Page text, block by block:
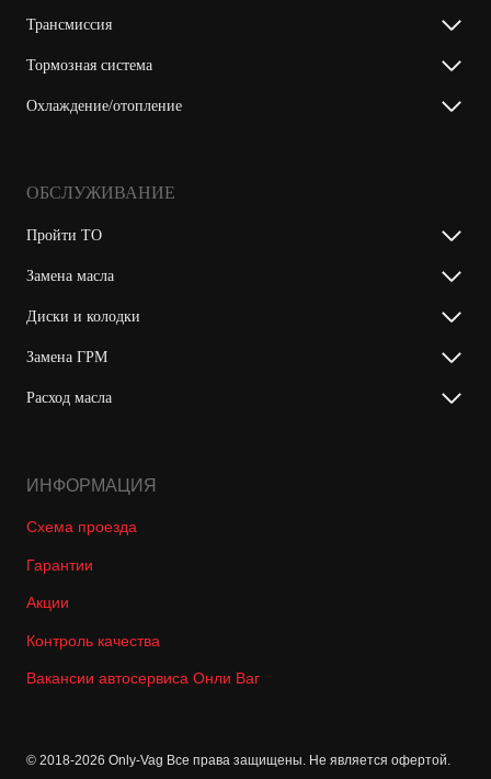
Трансмиссия
Тормозная система
Охлаждение/отопление
ОБСЛУЖИВАНИЕ
Пройти ТО
Замена масла
Диски и колодки
Замена ГРМ
Расход масла
ИНФОРМАЦИЯ
Схема проезда
Гарантии
Акции
Контроль качества
Вакансии автосервиса Онли Ваг
© 2018-2026 Only-Vag Все права защищены. Не является офертой.